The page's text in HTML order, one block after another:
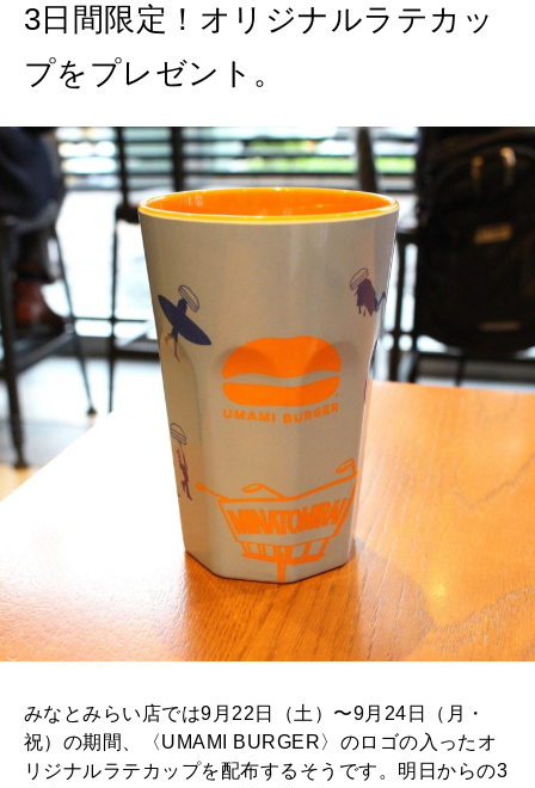
3日間限定！オリジナルラテカッ
プをプレゼント。
みなとみらい店では9月22日（土）〜9月24日（月・
祝）の期間、〈UMAMI BURGER〉のロゴの入ったオ
リジナルラテカップを配布するそうです。明日からの3